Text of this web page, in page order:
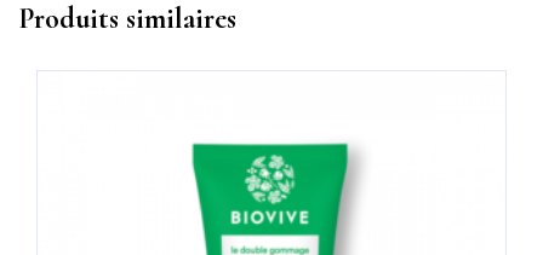
Produits similaires